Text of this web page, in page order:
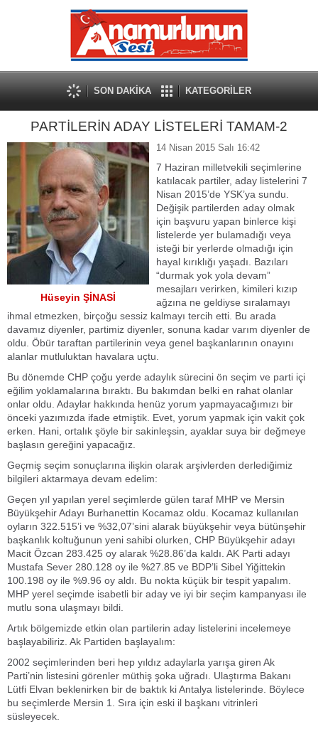
SON DAKİKA KATEGORİLER
PARTİLERİN ADAY LİSTELERİ TAMAM-2
Hüseyin ŞİNASİ
14 Nisan 2015 Salı 16:42
7 Haziran milletvekili seçimlerine
katılacak partiler, aday listelerini 7
Nisan 2015’de YSK’ya sundu.
Değişik partilerden aday olmak
için başvuru yapan binlerce kişi
listelerde yer bulamadığı veya
isteği bir yerlerde olmadığı için
hayal kırıklığı yaşadı. Bazıları
“durmak yok yola devam”
mesajları verirken, kimileri kızıp
ağzına ne geldiyse sıralamayı
ihmal etmezken, birçoğu sessiz kalmayı tercih etti. Bu arada
davamız diyenler, partimiz diyenler, sonuna kadar varım diyenler de
oldu. Öbür taraftan partilerinin veya genel başkanlarının onayını
alanlar mutluluktan havalara uçtu.
Bu dönemde CHP çoğu yerde adaylık sürecini ön seçim ve parti içi
eğilim yoklamalarına bıraktı. Bu bakımdan belki en rahat olanlar
onlar oldu. Adaylar hakkında henüz yorum yapmayacağımızı bir
önceki yazımızda ifade etmiştik. Evet, yorum yapmak için vakit çok
erken. Hani, ortalık şöyle bir sakinleşsin, ayaklar suya bir değmeye
başlasın gereğini yapacağız.
Geçmiş seçim sonuçlarına ilişkin olarak arşivlerden derlediğimiz
bilgileri aktarmaya devam edelim:
Geçen yıl yapılan yerel seçimlerde gülen taraf MHP ve Mersin
Büyükşehir Adayı Burhanettin Kocamaz oldu. Kocamaz kullanılan
oyların 322.515’i ve %32,07’sini alarak büyükşehir veya bütünşehir
başkanlık koltuğunun yeni sahibi olurken, CHP Büyükşehir adayı
Macit Özcan 283.425 oy alarak %28.86’da kaldı. AK Parti adayı
Mustafa Sever 280.128 oy ile %27.85 ve BDP’li Sibel Yiğittekin
100.198 oy ile %9.96 oy aldı. Bu nokta küçük bir tespit yapalım.
MHP yerel seçimde isabetli bir aday ve iyi bir seçim kampanyası ile
mutlu sona ulaşmayı bildi.
Artık bölgemizde etkin olan partilerin aday listelerini incelemeye
başlayabiliriz. Ak Partiden başlayalım:
2002 seçimlerinden beri hep yıldız adaylarla yarışa giren Ak
Parti’nin listesini görenler müthiş şoka uğradı. Ulaştırma Bakanı
Lütfi Elvan beklenirken bir de baktık ki Antalya listelerinde. Böylece
bu seçimlerde Mersin 1. Sıra için eski il başkanı vitrinleri
süsleyecek.